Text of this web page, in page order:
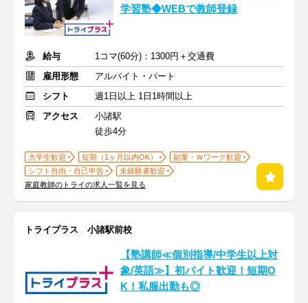
学習塾◆WEBで教師登録
給与
1コマ(60分)：1300円＋交通費
雇用形態
アルバイト・パート
シフト
週1日以上 1日1時間以上
アクセス
小諸駅
徒歩4分
大学生歓迎 短期（1ヶ月以内OK）
副業・Ｗワーク歓迎
シフト自由・自己申告
未経験者歓迎
家庭教師のトライの求人一覧を見る
トライプラス 小諸駅前校
【塾講師≪個別指導/中学生以上対
象/英語≫】初バイト歓迎！短期O
K！私服出勤も◎